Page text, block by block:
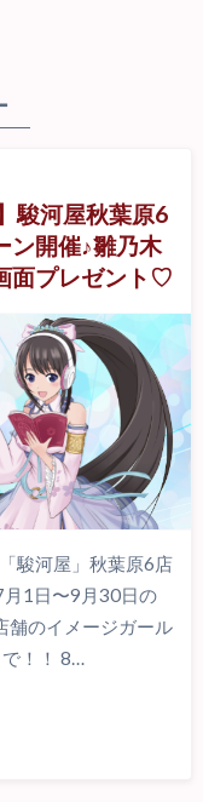
駿河屋秋葉原6
ン開催♪雛乃木
面プレゼント♡
駿河屋」秋葉原6店
月1日〜9月30日の
舗のイメージガール
！！ 8…